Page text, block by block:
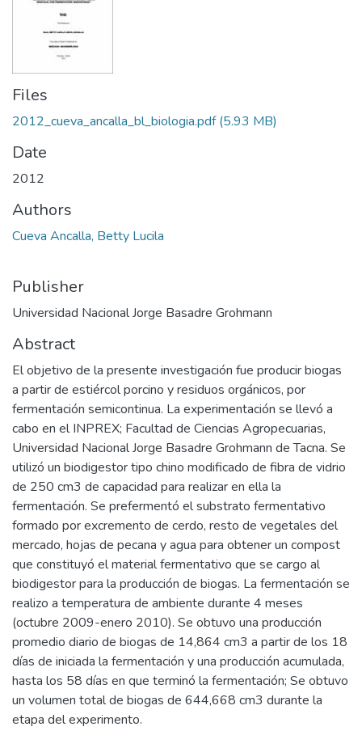
Files
2012_cueva_ancalla_bl_biologia.pdf(5.93 MB)
Date
2012
Authors
Cueva Ancalla, Betty Lucila
Publisher
Universidad Nacional Jorge Basadre Grohmann
Abstract
El objetivo de la presente investigación fue producir biogas
a partir de estiércol porcino y residuos orgánicos, por
fermentación semicontinua. La experimentación se llevó a
cabo en el INPREX; Facultad de Ciencias Agropecuarias,
Universidad Nacional Jorge Basadre Grohmann de Tacna. Se
utilizó un biodigestor tipo chino modificado de fibra de vidrio
de 250 cm3 de capacidad para realizar en ella la
fermentación. Se prefermentó el substrato fermentativo
formado por excremento de cerdo, resto de vegetales del
mercado, hojas de pecana y agua para obtener un compost
que constituyó el material fermentativo que se cargo al
biodigestor para la producción de biogas. La fermentación se
realizo a temperatura de ambiente durante 4 meses
(octubre 2009-enero 2010). Se obtuvo una producción
promedio diario de biogas de 14,864 cm3 a partir de los 18
días de iniciada la fermentación y una producción acumulada,
hasta los 58 días en que terminó la fermentación; Se obtuvo
un volumen total de biogas de 644,668 cm3 durante la
etapa del experimento.